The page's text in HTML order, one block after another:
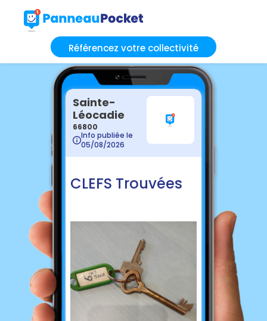
Référencez votre collectivité
Sainte-
Léocadie
66800
Info publiée le
05/08/2026
CLEFS Trouvées